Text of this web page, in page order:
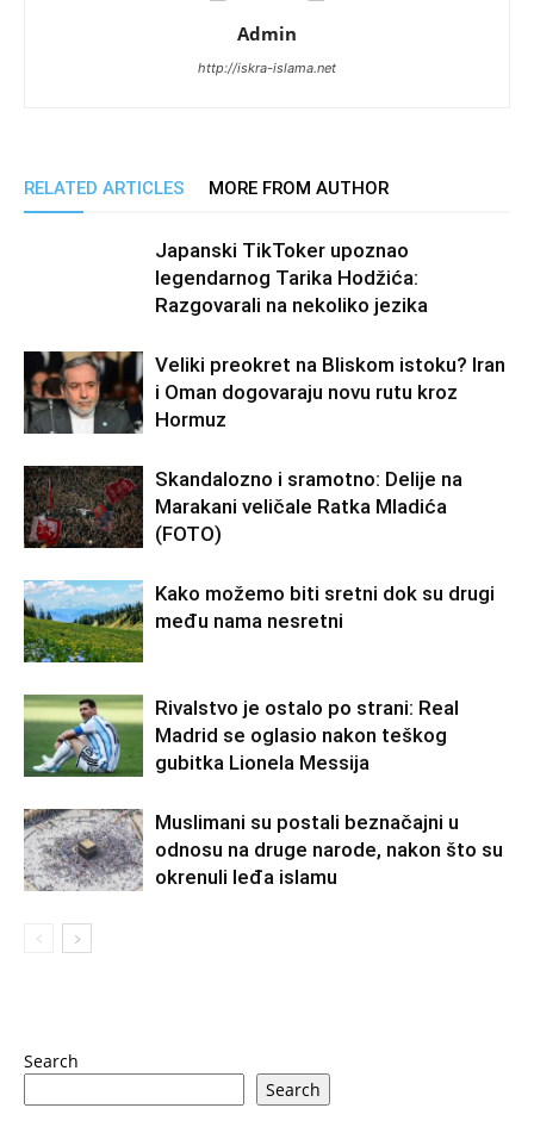
Admin
http://iskra-islama.net
RELATED ARTICLES MORE FROM AUTHOR
Japanski TikToker upoznao
legendarnog Tarika Hodžića:
Razgovarali na nekoliko jezika
Veliki preokret na Bliskom istoku? Iran
i Oman dogovaraju novu rutu kroz
Hormuz
Skandalozno i sramotno: Delije na
Marakani veličale Ratka Mladića
(FOTO)
Kako možemo biti sretni dok su drugi
među nama nesretni
Rivalstvo je ostalo po strani: Real
Madrid se oglasio nakon teškog
gubitka Lionela Messija
Muslimani su postali beznačajni u
odnosu na druge narode, nakon što su
okrenuli leđa islamu
Search
Search